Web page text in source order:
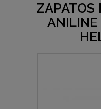
ZAPATOS
ANILINE